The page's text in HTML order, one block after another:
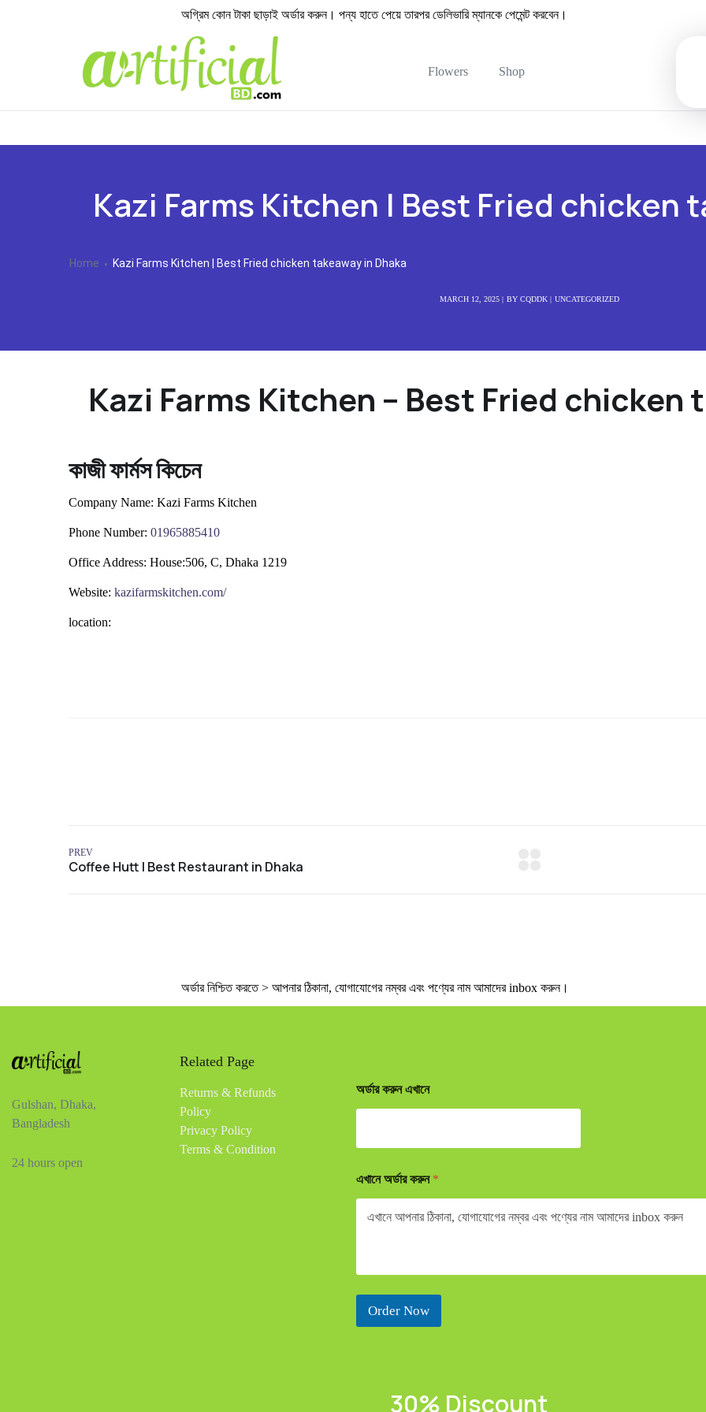
অগ্রিম কোন টাকা ছাড়াই অর্ডার করুন। পন্য হাতে পেয়ে তারপর ডেলিভারি ম্যানকে পেমেন্ট করবেন।
Flowers Shop
Kazi Farms Kitchen | Best Fried chicken
Home Kazi Farms Kitchen | Best Fried chicken takeaway in Dhaka
MARCH 12, 2025 BY CQDDK UNCATEGORIZED
Kazi Farms Kitchen – Best Fried chicken
কাজী ফার্মস কিচেন
Company Name: Kazi Farms Kitchen
Phone Number: 01965885410
Office Address: House:506, C, Dhaka 1219
Website: kazifarmskitchen.com/
location:
PREV
অর্ডার নিশ্চিত করতে > আপনার ঠিকানা, যোগাযোগের নম্বর এবং পণ্যের নাম আমাদের inbox করুন।
Gulshan, Dhaka,
Bangladesh
24 hours open
Related Page
Returns & Refunds
Policy
Privacy Policy
Terms & Condition
অর্ডার করুন এখানে
এখানে অর্ডার করুন *
Order Now
30% Discount